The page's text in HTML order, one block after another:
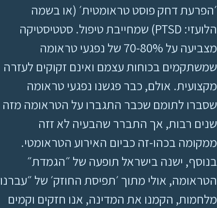
׳הפרעת דחק פוסט טראומטית׳ (או בשמה
הלועזי: PTSD) שמחייבת טיפול. סטטיסטיקה
מצביעה על 70-80% של נפגעי טראומה
שמשתקמים בכוחות עצמם ואינם זקוקים לעזרה
מקצועית. אולם, כבר פגשנו נפגעי טראומה
שסברו לתומם שכבר התגברו על הטראומה מזה
שנים רבות, אך התברר שהבעיה לא זזה
ממקומה בכהו-זה כביום האירוע הטראומטי.
בנוסף, ישנה בישראל תופעה של ״הגמדת״
הטראומה, אולי מתוך ׳תפיסת החוזק׳ של ״עברנו
מלחמות, הקמנו את המדינה, אנו חזקים וקמים